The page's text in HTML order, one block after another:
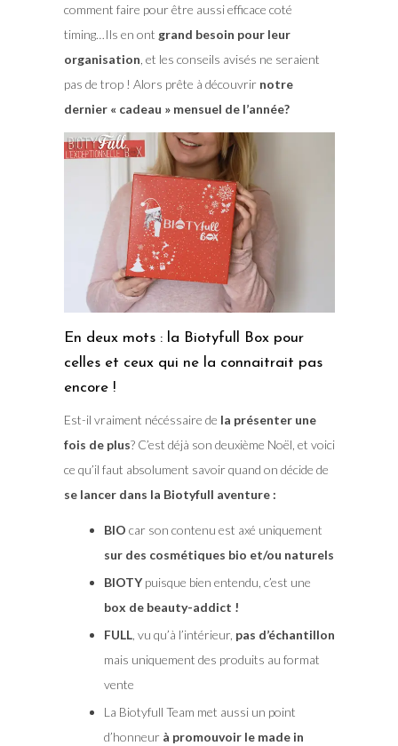
comment faire pour être aussi efficace coté
timing…Ils en ont grand besoin pour leur
organisation , et les conseils avisés ne seraient
pas de trop ! Alors prête à découvrirnotre
dernier « cadeau » mensuel de l’année?
En deux mots : la Biotyfull Box pour
celles et ceux qui ne la connaitrait pas
encore !
Est-il vraiment nécéssaire de la présenter une
fois de plus? C’est déjà son deuxième Noël, et voici
ce qu’il faut absolument savoir quand on décide de
se lancer dans la Biotyfull aventure :
BIO car son contenu est axé uniquement
sur des cosmétiques bio et/ou naturels
BIOTYpuisque bien entendu, c’est une
box de beauty-addict !
FULL, vu qu’à l’intérieur, pas d’échantillon
mais uniquement des produits au format
vente
La Biotyfull Team met aussi un point
d’honneurà promouvoir le made in